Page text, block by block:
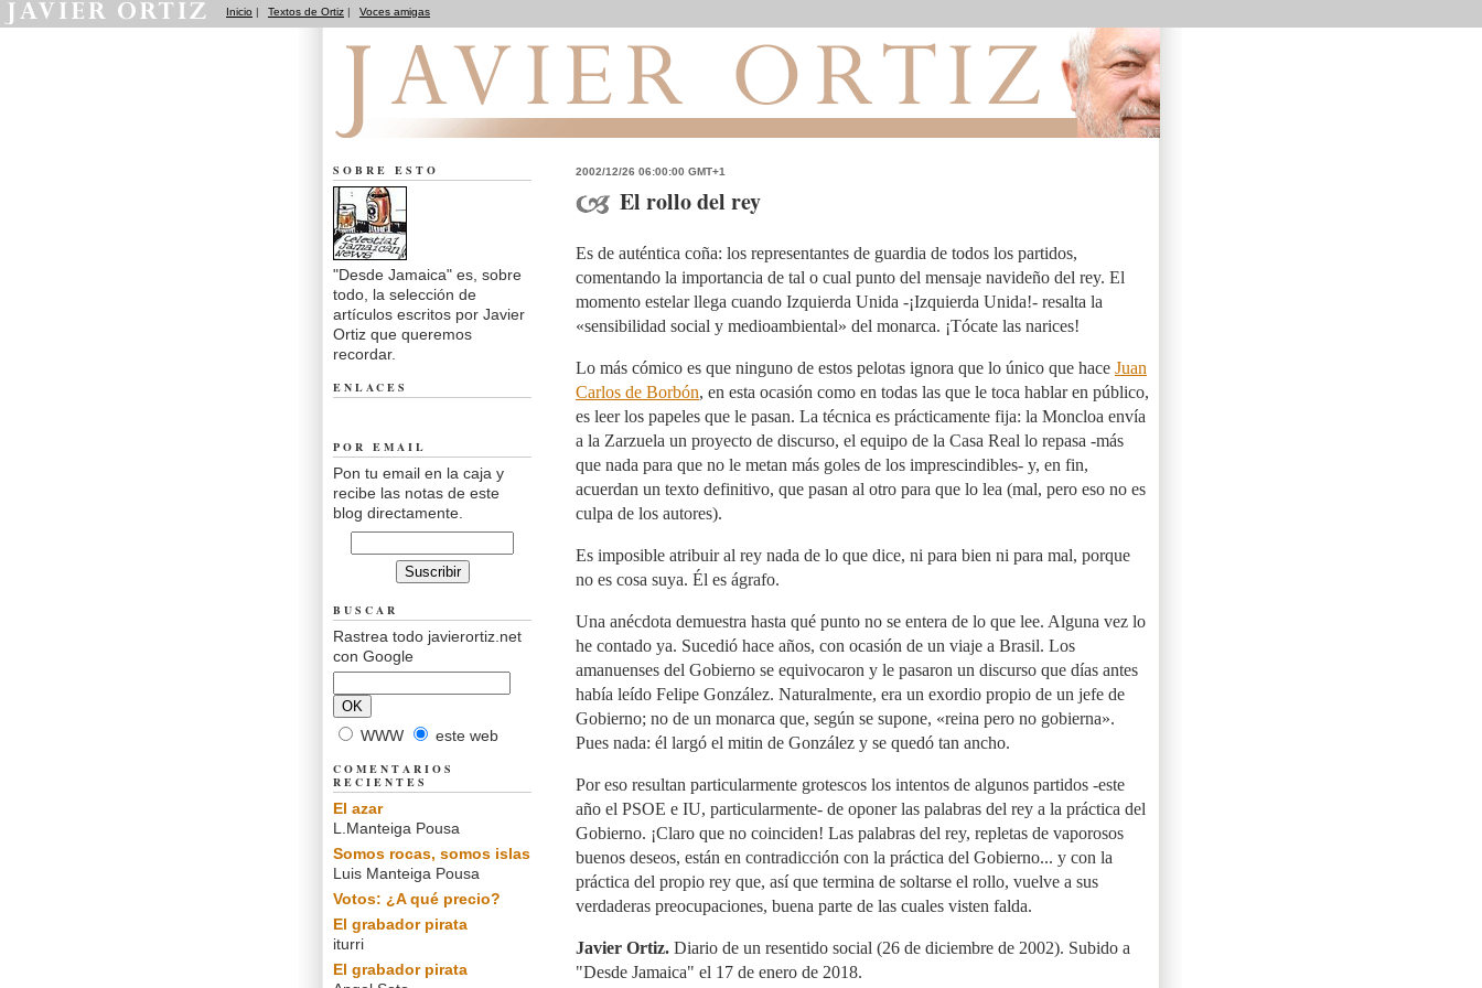
Inicio | Textos de Ortiz | Voces amigas
2002/12/26 06:00:00 GMT+1
El rollo del rey
Es de auténtica coña: los representantes de guardia de todos los partidos,
comentando la importancia de tal o cual punto del mensaje navideño del rey. El
momento estelar llega cuando Izquierda Unida -¡Izquierda Unida!- resalta la
«sensibilidad social y medioambiental» del monarca. ¡Tócate las narices!
Lo más cómico es que ninguno de estos pelotas ignora que lo único que hace Juan
Carlos de Borbón, en esta ocasión como en todas las que le toca hablar en público,
es leer los papeles que le pasan. La técnica es prácticamente fija: la Moncloa envía
a la Zarzuela un proyecto de discurso, el equipo de la Casa Real lo repasa -más
que nada para que no le metan más goles de los imprescindibles- y, en fin,
acuerdan un texto definitivo, que pasan al otro para que lo lea (mal, pero eso no es
culpa de los autores).
Es imposible atribuir al rey nada de lo que dice, ni para bien ni para mal, porque
no es cosa suya. Él es ágrafo.
Una anécdota demuestra hasta qué punto no se entera de lo que lee. Alguna vez lo
he contado ya. Sucedió hace años, con ocasión de un viaje a Brasil. Los
amanuenses del Gobierno se equivocaron y le pasaron un discurso que días antes
había leído Felipe González. Naturalmente, era un exordio propio de un jefe de
Gobierno; no de un monarca que, según se supone, «reina pero no gobierna».
Pues nada: él largó el mitin de González y se quedó tan ancho.
Por eso resultan particularmente grotescos los intentos de algunos partidos -este
año el PSOE e IU, particularmente- de oponer las palabras del rey a la práctica del
Gobierno. ¡Claro que no coinciden! Las palabras del rey, repletas de vaporosos
buenos deseos, están en contradicción con la práctica del Gobierno... y con la
práctica del propio rey que, así que termina de soltarse el rollo, vuelve a sus
verdaderas preocupaciones, buena parte de las cuales visten falda.
Javier Ortiz. Diario de un resentido social (26 de diciembre de 2002). Subido a
"Desde Jamaica" el 17 de enero de 2018.
SOBRE ESTO
"Desde Jamaica" es, sobre
todo, la selección de
artículos escritos por Javier
Ortiz que queremos
recordar.
ENLACES
POR EMAIL
Pon tu email en la caja y
recibe las notas de este
blog directamente.
BUSCAR
Rastrea todo javierortiz.net
con Google
WWW este web
COMENTARIOS
RECIENTES
El azar
L.Manteiga Pousa
Somos rocas, somos islas
Luis Manteiga Pousa
Votos: ¿A qué precio?
El grabador pirata
iturri
El grabador pirata